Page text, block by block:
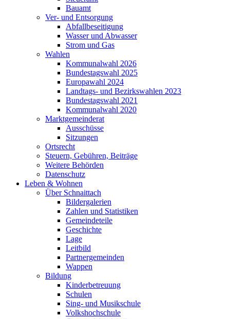
Bauamt
Ver- und Entsorgung
Abfallbeseitigung
Wasser und Abwasser
Strom und Gas
Wahlen
Kommunalwahl 2026
Bundestagswahl 2025
Europawahl 2024
Landtags- und Bezirkswahlen 2023
Bundestagswahl 2021
Kommunalwahl 2020
Marktgemeinderat
Ausschüsse
Sitzungen
Ortsrecht
Steuern, Gebühren, Beiträge
Weitere Behörden
Datenschutz
Leben & Wohnen
Über Schnaittach
Bildergalerien
Zahlen und Statistiken
Gemeindeteile
Geschichte
Lage
Leitbild
Partnergemeinden
Wappen
Bildung
Kinderbetreuung
Schulen
Sing- und Musikschule
Volkshochschule